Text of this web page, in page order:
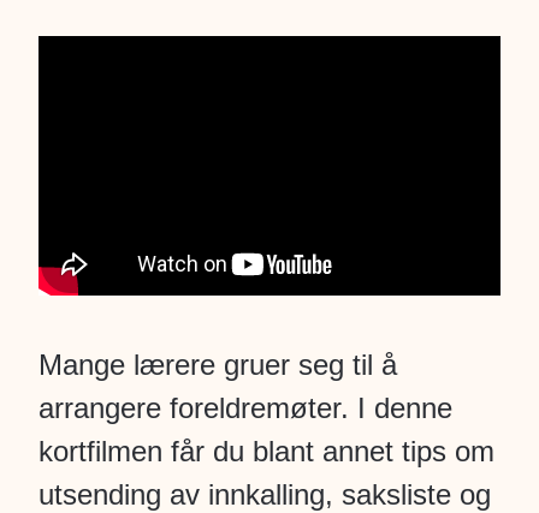
Mange lærere gruer seg til å
arrangere foreldremøter. I denne
kortfilmen får du blant annet tips om
utsending av innkalling, saksliste og